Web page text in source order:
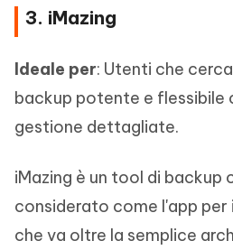
3. iMazing
Ideale per: Utenti che
backup potente e flessibile
gestione dettagliate.
iMazing è un tool di backup
considerato come l'app per
che va oltre la semplice